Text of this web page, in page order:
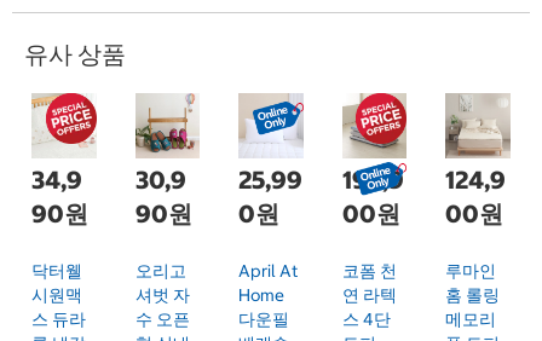
유사 상품
34,9
90원
닥터웰
시원맥
스 듀라
30,9
90원
오리고
셔벗 자
수 오픈
25,99
0원
April At
Home
다운필
199,9
00원
코폼 천
연 라텍
스 4단
124,9
00원
루마인
홈 롤링
메모리